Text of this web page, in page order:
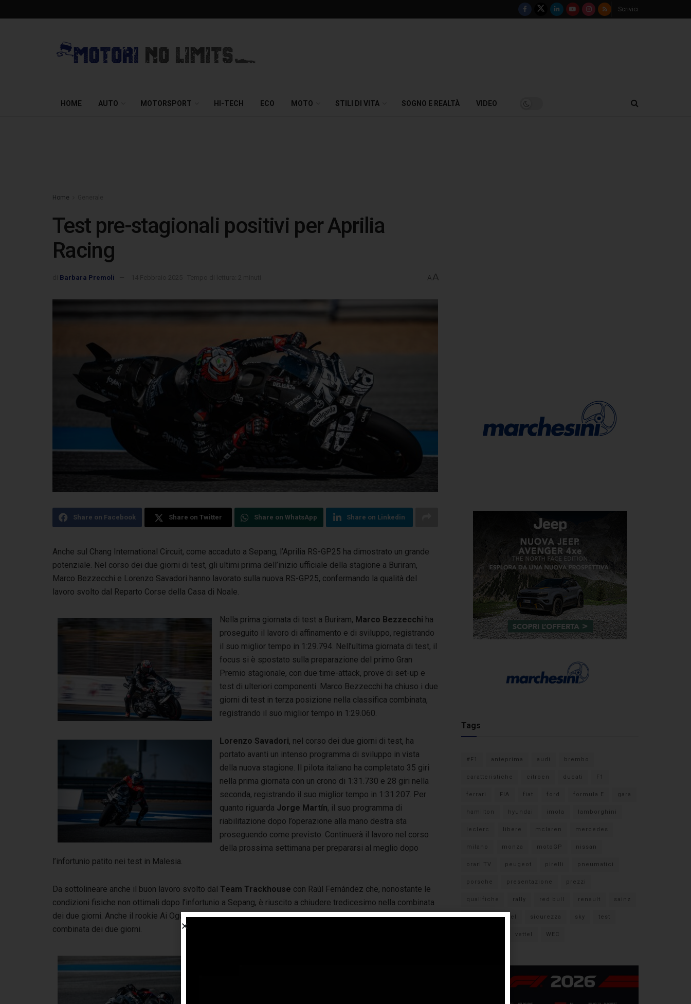
Scrivici
HOME AUTO MOTORSPORT HI-TECH ECO MOTO STILI DI VITA SOGNO E REALTÀ VIDEO
Home
Test pre-stagionali positivi per Aprilia
Racing
Barbara Premoli A A
Share on Facebook Share on Twitter Share on WhatsApp Share on Linkedin
Anche sul Chang International Circuit, come accaduto a Sepang, l’Aprilia RS-GP25 ha dimostrato un grande
potenziale. Nel corso dei due giorni di test, gli ultimi prima dell’inizio ufficiale della stagione a Buriram,
Marco Bezzecchi e Lorenzo Savadori hanno lavorato sulla nuova RS-GP25, confermando la qualità del
lavoro svolto dal Reparto Corse della Casa di Noale.
Nella prima giornata di test a Buriram, Marco Bezzecchi ha
proseguito il lavoro di affinamento e di sviluppo, registrando
il suo miglior tempo in 1:29.794. Nell’ultima giornata di test, il
focus si è spostato sulla preparazione del primo Gran
Premio stagionale, con due time-attack, prove di set-up e
test di ulteriori componenti. Marco Bezzecchi ha chiuso i due
giorni di test in terza posizione nella classifica combinata,
registrando il suo miglior tempo in 1:29.060.
Lorenzo Savadori, nel corso dei due giorni di test, ha
portato avanti un intenso programma di sviluppo in vista
della nuova stagione. Il pilota italiano ha completato 35 giri
nella prima giornata con un crono di 1:31.730 e 28 giri nella
seconda, registrando il suo miglior tempo in 1:31.207. Per
quanto riguarda Jorge Martín, il suo programma di
riabilitazione dopo l’operazione alla mano destra sta
proseguendo come previsto. Continuerà il lavoro nel corso
della prossima settimana per prepararsi al meglio dopo
l’infortunio patito nei test in Malesia.
Da sottolineare anche il buon lavoro svolto dal Team Trackhouse con Raúl Fernández che, nonostante le
condizioni fisiche non ottimali dopo l’infortunio a Sepang, è riuscito a chiudere tredicesimo nella combinata
dei due giorni. Anche il rookie Ai Ogura si è dimostrato veloce, concludendo undicesimo nella classifica
combinata dei due giorni.
Tags
#F1 anteprima audi brembo
caratteristiche citroen ducati F1
ferrari FIA fiat ford formula E gara
hamilton hyundai imola lamborghini
leclerc libere mclaren mercedes
milano monza motoGP nissan
orari TV peugeot pirelli pneumatici
porsche presentazione prezzi
qualifiche rally red bull renault sainz
sebastian vettel sicurezza sky test
vettel WEC